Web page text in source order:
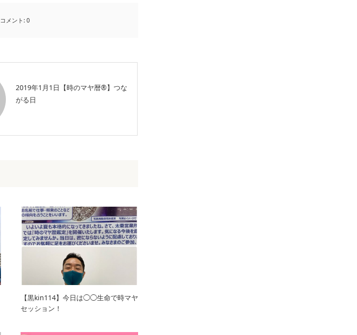
コメント:0
2019年1月1日【時のマヤ暦®︎】つな
がる日
【黒kin114】今日は◯◯生命で時マヤ
セッション！